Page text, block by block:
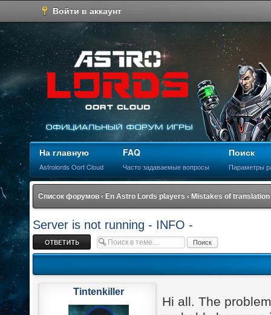
Войти в аккаунт
На главную
Astrolords Oort Cloud
FAQ
Часто задаваемые вопросы
Поиск
Параметры
Список форумов ‹ En Astro Lords players ‹ Mistakes of translation
Server is not running - INFO -
Ответить
Hi all. The
Tintenkiller